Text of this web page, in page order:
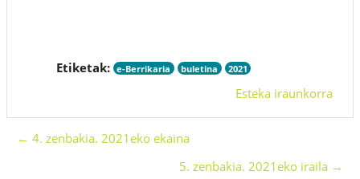
Etiketak: e-Berrikaria buletina 2021
Esteka iraunkorra
← 4. zenbakia. 2021eko ekaina
5. zenbakia. 2021eko iraila →